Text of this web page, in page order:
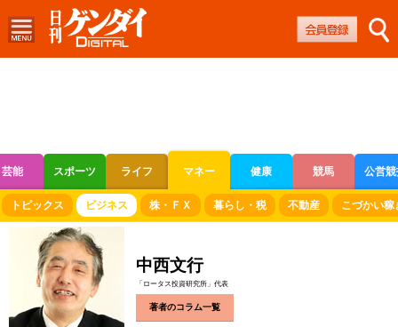
芸能 スポーツ ライフ マネー 健康 競馬 公営
ボートレース 競輪 オートレース
トピックス ビジネス 株・ＦＸ 暮らし・税 不動産 こづかい稼
中西文行
「ロータス投資研究所」代表
著者のコラム一覧